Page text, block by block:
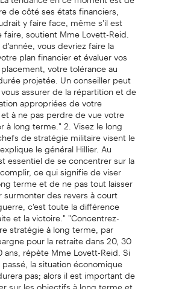
de côté ses états financiers,
y faire face, même s'il est
soutient Mme Lovett-Reid.
vous devriez faire la
plan financier et évaluer vos
votre tolérance au
projetée. Un conseiller peut
assurer de la répartition et de
appropriées de votre
à ne pas perdre de vue votre
à long terme." 2. Visez le long
de stratégie militaire visent le
le général Hillier. Au
essentiel de se concentrer sur la
ce qui signifie de viser
terme et de ne pas tout laisser
des revers à court
c'est toute la différence
et la victoire." "Concentrez-
stratégie à long terme, par
pour la retraite dans 20, 30
répète Mme Lovett-Reid. Si
la situation économique
pas; alors il est important de
sur les objectifs à long terme et